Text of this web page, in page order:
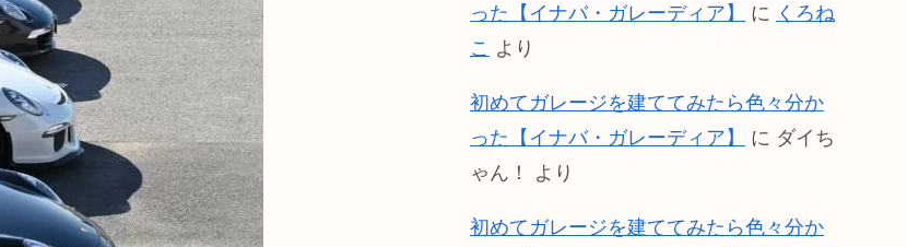
った【イナバ・ガレーディア】
に くろね
こ より
初めてガレージを建ててみたら色々分か
った【イナバ・ガレーディア】
に ダイち
ゃん！
より
初めてガレージを建ててみたら色々分か